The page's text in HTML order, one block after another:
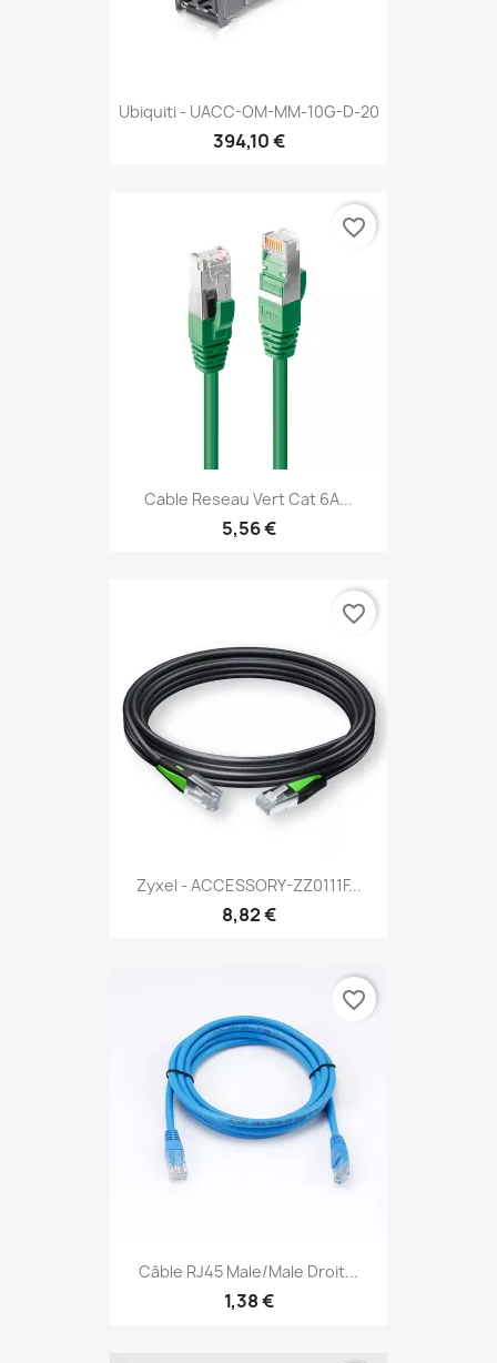
Ubiquiti - UACC-OM-MM-10G-D-20
394,10 €
Cable Reseau Vert Cat 6A...
5,56 €
favorite_border
Zyxel - ACCESSORY-ZZ0111F...
8,82 €
favorite_border
Câble RJ45 Male/Male Droit...
1,38 €
favorite_border